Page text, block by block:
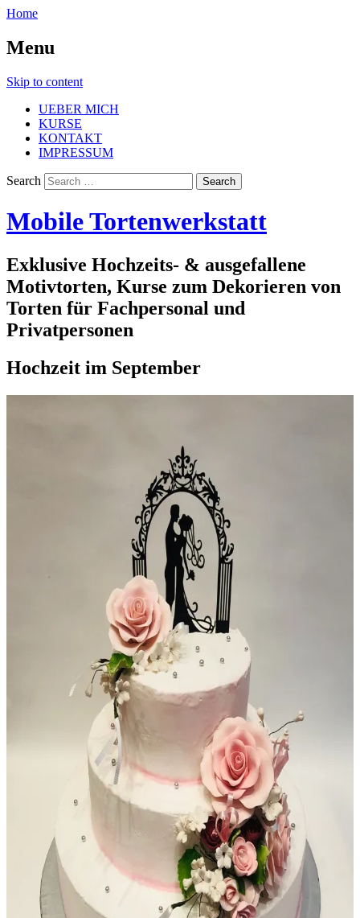
Home
Menu
Skip to content
UEBER MICH
KURSE
KONTAKT
IMPRESSUM
Search
Mobile Tortenwerkstatt
Exklusive Hochzeits- & ausgefallene
Motivtorten, Kurse zum Dekorieren von
Torten für Fachpersonal und
Privatpersonen
Hochzeit im September